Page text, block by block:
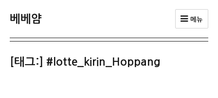
베베얌 메뉴
[태그:] #lotte_kirin_Hoppang